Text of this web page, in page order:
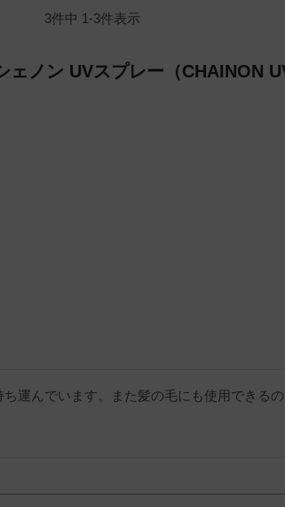
3件中 1-3件表示
ェノン UVスプレー（CHAINON
運んでいます。また髪の毛にも使用できる